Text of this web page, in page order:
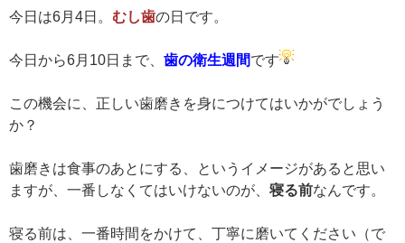
今日は6月4日。 むし歯の日です。
今日から6月10日まで、 歯の衛生週間です
この機会に、正しい歯磨きを身につけてはいかがでしょう
か？
歯磨きは食事のあとにする、というイメージがあると思い
ますが、一番しなくてはいけないのが、 寝る前なんです。
寝る前は、一番時間をかけて、丁寧に磨いてください（で